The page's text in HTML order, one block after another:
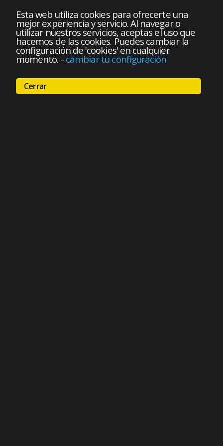
Esta web utiliza cookies para ofrecerte una
mejor experiencia y servicio. Al navegar o
utilizar nuestros servicios, aceptas el uso que
hacemos de las cookies. Puedes cambiar la
configuración de 'cookies' en cualquier
momento. - cambiar tu configuración
Cerrar